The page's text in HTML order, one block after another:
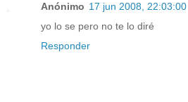
Anónimo 17 jun 2008, 22:03:00
yo lo se pero no te lo diré
Responder